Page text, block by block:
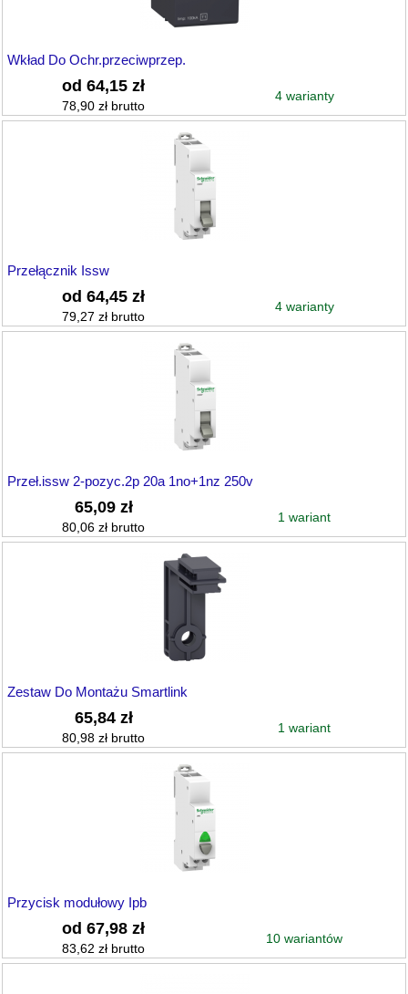
Wkład Do Ochr.przeciwprzep.
od 64,15 zł
78,90 zł brutto
4 warianty
Przełącznik Issw
od 64,45 zł
79,27 zł brutto
4 warianty
Przeł.issw 2-pozyc.2p 20a 1no+1nz 250v
65,09 zł
80,06 zł brutto
1 wariant
Zestaw Do Montażu Smartlink
65,84 zł
80,98 zł brutto
1 wariant
Przycisk modułowy Ipb
od 67,98 zł
83,62 zł brutto
10 wariantów